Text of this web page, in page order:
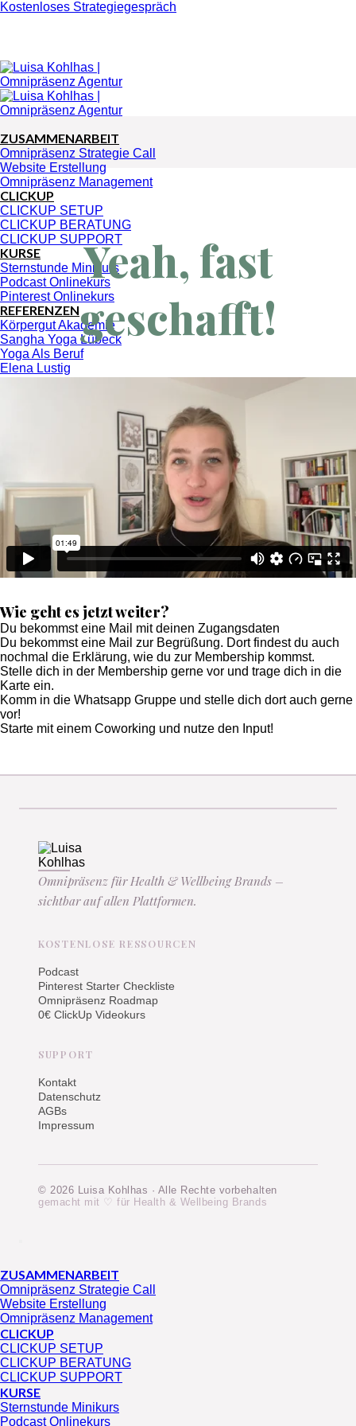
Zum
Kostenloses Strategiegespräch
ZUSAMMENARBEIT
Omnipräsenz Strategie Call
Website Erstellung
Omnipräsenz Management
CLICKUP
CLICKUP SETUP
CLICKUP BERATUNG
CLICKUP SUPPORT
KURSE
Sternstunde Minikurs
Podcast Onlinekurs
Pinterest Onlinekurs
REFERENZEN
Körpergut Akademie
Sangha Yoga Lübeck
Yoga Als Beruf
Elena Lustig
0€
Pinterest Starter Checkliste [0€]
ClickUp Videokurs [0€]
KENNLERNGESPRÄCH
Yeah, fast
geschafft!
Wie geht es jetzt weiter?
Du bekommst eine Mail mit deinen Zugangsdaten
Du bekommst eine Mail zur Begrüßung. Dort findest du auch
nochmal die Erklärung, wie du zur Membership kommst.
Stelle dich in der Membership gerne vor und trage dich in die
Karte ein.
Komm in die Whatsapp Gruppe und stelle dich dort auch gerne
vor!
Starte mit einem Coworking und nutze den Input!
Omnipräsenz für Health & Wellbeing Brands –
sichtbar auf allen Plattformen.
KOSTENLOSE RESSOURCEN
Podcast
Pinterest Starter Checkliste
Omnipräsenz Roadmap
0€ ClickUp Videokurs
SUPPORT
Kontakt
Datenschutz
AGBs
Impressum
© 2026 Luisa Kohlhas · Alle Rechte vorbehalten
gemacht mit ♡ für Health & Wellbeing Brands
ZUSAMMENARBEIT
Omnipräsenz Strategie Call
Website Erstellung
Omnipräsenz Management
CLICKUP
CLICKUP SETUP
CLICKUP BERATUNG
CLICKUP SUPPORT
KURSE
Sternstunde Minikurs
Podcast Onlinekurs